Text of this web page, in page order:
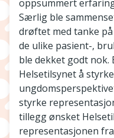
oppsummert
Særlig ble
drøftet med tanke
de ulike pasient-,
ble dekket godt
Helsetilsynet å
styrke
tillegg ønsket
representasjonen